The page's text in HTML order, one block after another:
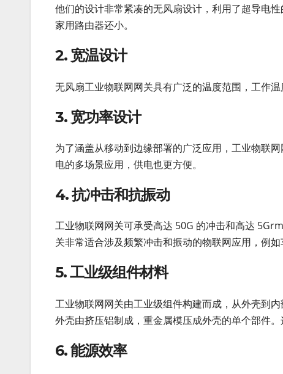
他们的设计非常紧凑的无风扇设计，利用了超导电
家用路由器还小。
2. 宽温设计
无风扇工业物联网网关具有广泛的温度范围，工作
3. 宽功率设计
为了涵盖从移动到边缘部署的广泛应用，工业物联
电的多场景应用，供电也更方便。
4. 抗冲击和抗振动
工业物联网网关可承受高达 50G 的冲击和高达
关非常适合涉及频繁冲击和振动的物联网应用，例如
5. 工业级组件材料
工业物联网网关由工业级组件构建而成，从外壳到
外壳由挤压铝制成，重金属模压成外壳的单个部件
6. 能源效率